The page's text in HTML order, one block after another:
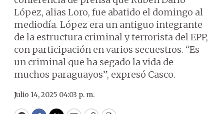
López, alias Loro, fue abatido el domingo al
mediodía. López era un antiguo integrante
de la estructura criminal y terrorista del EPP,
con participación en varios secuestros. “Es
un criminal que ha segado la vida de
muchos paraguayos”, expresó Casco.
Julio 14, 2025 04:03 p. m.